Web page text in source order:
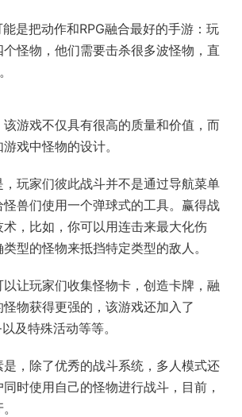
是把动作和RPG融合最好的手游：玩
怪物，他们需要击杀很多波怪物，直
游戏不仅具有很高的质量和价值，而
戏中怪物的设计。
玩家们彼此战斗并不是通过导航菜单
兽们使用一个弹球式的工具。赢得战
，比如，你可以用连击来最大化伤
型的怪物来抵挡特定类型的敌人。
让玩家们收集怪物卡，创造卡牌，融
物获得更强的，该游戏还加入了
及特殊活动等等。
是，除了优秀的战斗系统，多人模式还
时使用自己的怪物进行战斗，目前，